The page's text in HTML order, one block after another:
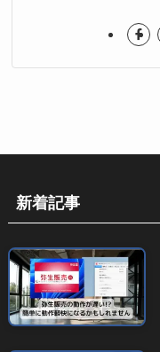
新着記事